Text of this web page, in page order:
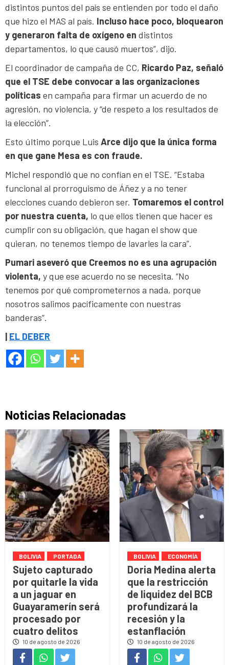
distintos puntos del país se entienden por todo el daño
que hizo el MAS al país. Incluso hace poco, bloquearon
y generaron falta de oxígeno en distintos
departamentos, lo que causó muertos”, dijo.
El coordinador de campaña de CC, Ricardo Paz, señaló
que el TSE debe convocar a las organizaciones
políticas en campaña para firmar un acuerdo de no
agresión, no violencia, y “de respeto a los resultados de
la elección”.
Esto último porque Luis Arce dijo que la única forma
en que gane Mesa es con fraude.
Michel respondió que no confían en el TSE. “Estaba
funcional al prorroguismo de Áñez y a no tener
elecciones cuando debieron ser. Tomaremos el control
por nuestra cuenta, lo que ellos tienen que hacer es
cumplir con su obligación, que hagan el show que
quieran, no tenemos tiempo de lavarles la cara”.
Pumari aseveró que Creemos no es una agrupación
violenta, y que ese acuerdo no se necesita. “No
tenemos por qué comprometernos a nada, porque
nosotros salimos pacíficamente con nuestras
banderas”.
| EL DEBER
Noticias Relacionadas
BOLIVIA PORTADA
Sujeto capturado
por quitarle la vida
a un jaguar en
Guayaramerín será
procesado por
cuatro delitos
10 de agosto de 2026
BOLIVIA ECONOMÍA
Doria Medina alerta
que la restricción
de liquidez del BCB
profundizará la
recesión y la
estanflación
10 de agosto de 2026